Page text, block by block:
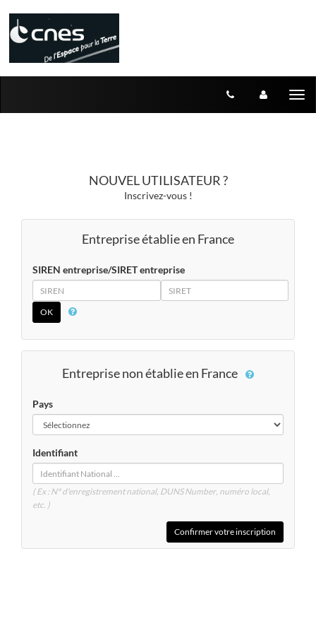
NOUVEL UTILISATEUR ?
Inscrivez-vous !
Entreprise établie en France
SIREN entreprise/SIRET entreprise
SIREN
SIRET
Entreprise non établie en France
Pays
Identifiant
( Ex : N° d'enregistrement national, DUNSNumber, numéro local,
etc. )